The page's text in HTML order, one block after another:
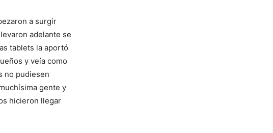
a surgir
adelante se
tablets la aportó
y veía como
no pudiesen
gente y
hicieron llegar